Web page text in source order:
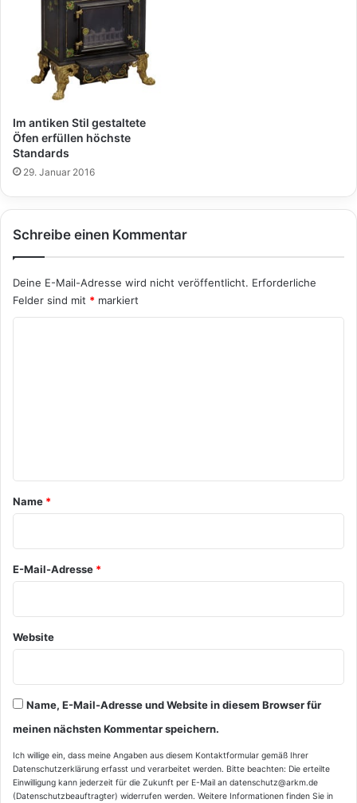
Im antiken Stil gestaltete
Öfen erfüllen höchste
Standards
29. Januar 2016
Schreibe einen Kommentar
Deine E-Mail-Adresse wird nicht veröffentlicht. Erforderliche
Felder sind mit * markiert
a
*
Name *
E-Mail-Adresse *
Website
Name, E-Mail-Adresse und Website in diesem Browser für
meinen nächsten Kommentar speichern.
Ich willige ein, dass meine Angaben aus diesem Kontaktformular gemäß Ihrer
Datenschutzerklärung erfasst und verarbeitet werden. Bitte beachten: Die erteilte
Einwilligung kann jederzeit für die Zukunft per E-Mail an datenschutz@arkm.de
(Datenschutzbeauftragter) widerrufen werden. Weitere Informationen finden Sie in